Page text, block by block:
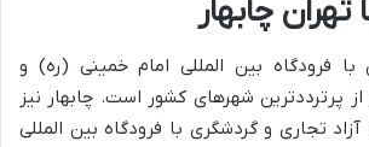
چابهار
با فرودگاه بین المللی امام خمینی (ره) و
از پرترددترین شهرهای کشور است. چابهار نیز
تجاری و گردشگری با فرودگاه بین المللی